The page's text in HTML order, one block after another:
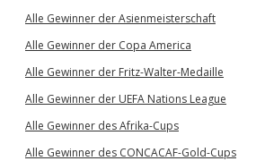
Alle Gewinner der Asienmeisterschaft
Alle Gewinner der Copa America
Alle Gewinner der Fritz-Walter-Medaille
Alle Gewinner der UEFA Nations League
Alle Gewinner des Afrika-Cups
Alle Gewinner des CONCACAF-Gold-Cups